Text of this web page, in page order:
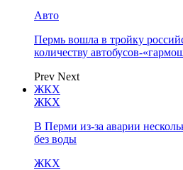
Авто
Пермь вошла в тройку
количеству автобусов-
Prev Next
ЖКХ
ЖКХ
В Перми из-за аварии
без воды
ЖКХ